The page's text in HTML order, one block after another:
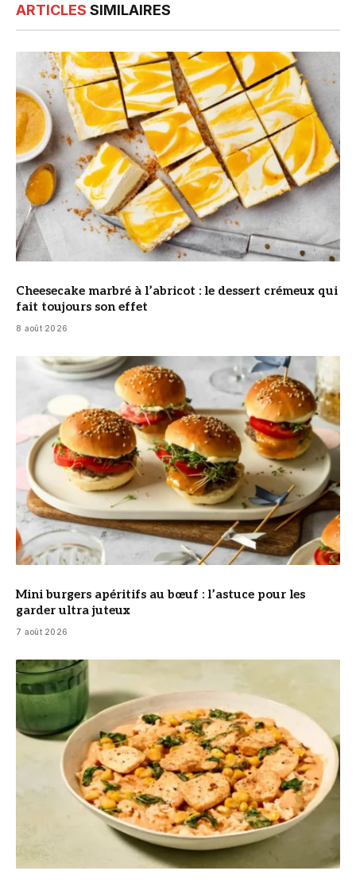
ARTICLES SIMILAIRES
Cheesecake marbré à l’abricot : le dessert crémeux qui
fait toujours son effet
8 août 2026
© DR
Mini burgers apéritifs au bœuf : l’astuce pour les
garder ultra juteux
7 août 2026
© DR